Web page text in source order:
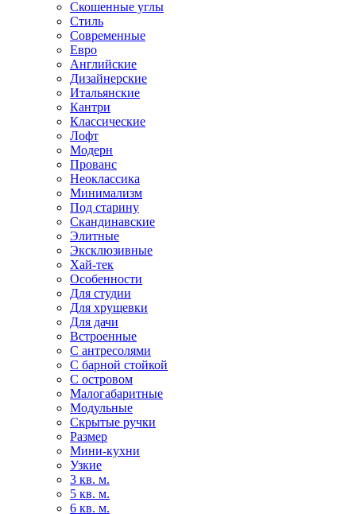
Скошенные углы
Стиль
Современные
Евро
Английские
Дизайнерские
Итальянские
Кантри
Классические
Лофт
Модерн
Прованс
Неоклассика
Минимализм
Под старину
Скандинавские
Элитные
Эксклюзивные
Хай-тек
Особенности
Для студии
Для хрущевки
Для дачи
Встроенные
С антресолями
С барной стойкой
С островом
Малогабаритные
Модульные
Скрытые ручки
Размер
Мини-кухни
Узкие
3 кв. м.
5 кв. м.
6 кв. м.